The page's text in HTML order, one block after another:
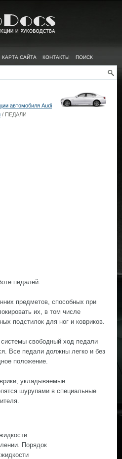
КАРТА САЙТА КОНТАКТЫ ПОИСК
автомобиля Audi
/ ПЕДАЛИ
педалей.
предметов, способных при
их, в том числе
подстилок для ног и ковриков.
свободный ход педали
Все педали должны легко и без
положение.
укладываемые
шурупами в специальные
Порядок